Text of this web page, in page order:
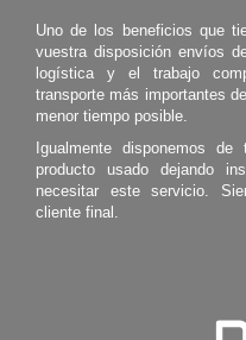
Uno de los beneficios que
vuestra disposición envíos
logística y el trabajo
transporte más importantes
menor tiempo posible.
Igualmente disponemos
producto usado dejando
necesitar este servicio.
cliente final.